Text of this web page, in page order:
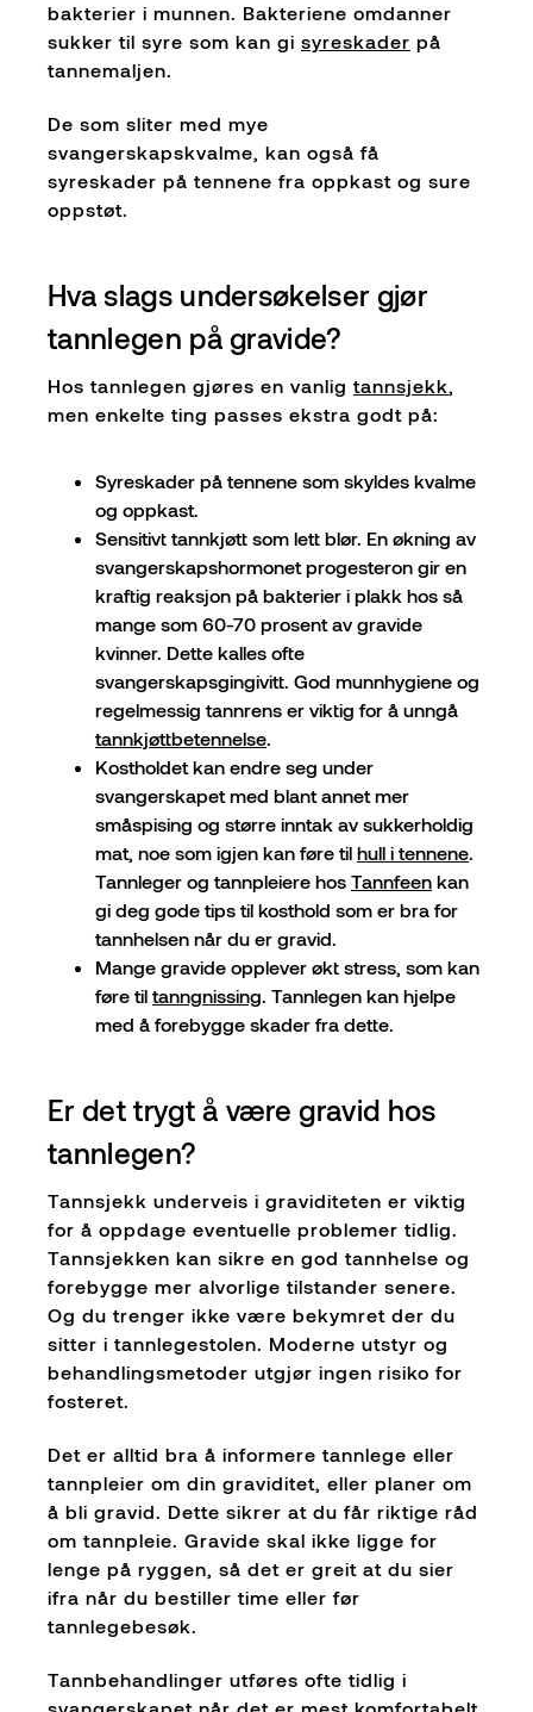
bakterier i munnen. Bakteriene omdanner
sukker til syre som kan gi syreskader på
tannemaljen.
De som sliter med mye
svangerskapskvalme, kan også få
syreskader på tennene fra oppkast og sure
oppstøt.
Hva slags undersøkelser gjør
tannlegen på gravide?
Hos tannlegen gjøres en vanlig tannsjekk,
men enkelte ting passes ekstra godt på:
Syreskader på tennene som skyldes kvalme
og oppkast.
Sensitivt tannkjøtt som lett blør. En økning av
svangerskapshormonet progesteron gir en
kraftig reaksjon på bakterier i plakk hos så
mange som 60-70 prosent av gravide
kvinner. Dette kalles ofte
svangerskapsgingivitt. God munnhygiene og
regelmessig tannrens er viktig for å unngå
tannkjøttbetennelse.
Kostholdet kan endre seg under
svangerskapet med blant annet mer
småspising og større inntak av sukkerholdig
mat, noe som igjen kan føre til hull i tennene.
Tannleger og tannpleiere hos Tannfeen kan
gi deg gode tips til kosthold som er bra for
tannhelsen når du er gravid.
Mange gravide opplever økt stress, som kan
føre til tanngnissing. Tannlegen kan hjelpe
med å forebygge skader fra dette.
Er det trygt å være gravid hos
tannlegen?
Tannsjekk underveis i graviditeten er viktig
for å oppdage eventuelle problemer tidlig.
Tannsjekken kan sikre en god tannhelse og
forebygge mer alvorlige tilstander senere.
Og du trenger ikke være bekymret der du
sitter i tannlegestolen. Moderne utstyr og
behandlingsmetoder utgjør ingen risiko for
fosteret.
Det er alltid bra å informere tannlege eller
tannpleier om din graviditet, eller planer om
å bli gravid. Dette sikrer at du får riktige råd
om tannpleie. Gravide skal ikke ligge for
lenge på ryggen, så det er greit at du sier
ifra når du bestiller time eller før
tannlegebesøk.
Tannbehandlinger utføres ofte tidlig i